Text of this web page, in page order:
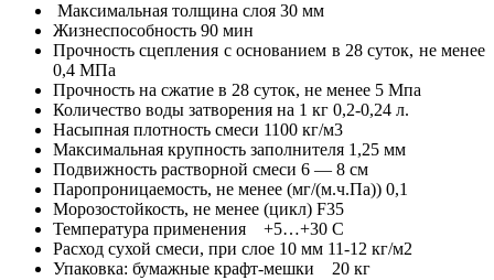
Максимальная толщина слоя 30 мм
Жизнеспособность 90 мин
Прочность сцепления с основанием в 28 суток, не менее
0,4 МПа
Прочность на сжатие в 28 суток, не менее 5 Мпа
Количество воды затворения на 1 кг 0,2-0,24 л.
Насыпная плотность смеси 1100 кг/м3
Максимальная крупность заполнителя 1,25 мм
Подвижность растворной смеси 6 — 8 см
Паропроницаемость, не менее (мг/(м.ч.Па)) 0,1
Морозостойкость, не менее (цикл) F35
Температура применения +5…+30 C
Расход сухой смеси, при слое 10 мм 11-12 кг/м2
Упаковка: бумажные крафт-мешки 20 кг